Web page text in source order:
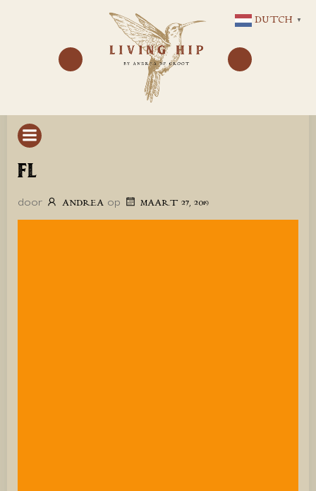
NAAR
DE
INHOUD
FL
door ANDREA op MAART 27, 2019
DUTCH ▼